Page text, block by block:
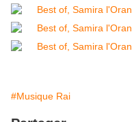
#Musique Rai